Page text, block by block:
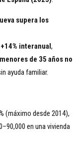
supera los
+14% interanual,
de 35 años no
ayuda familiar.
(máximo desde 2014),
en una vivienda